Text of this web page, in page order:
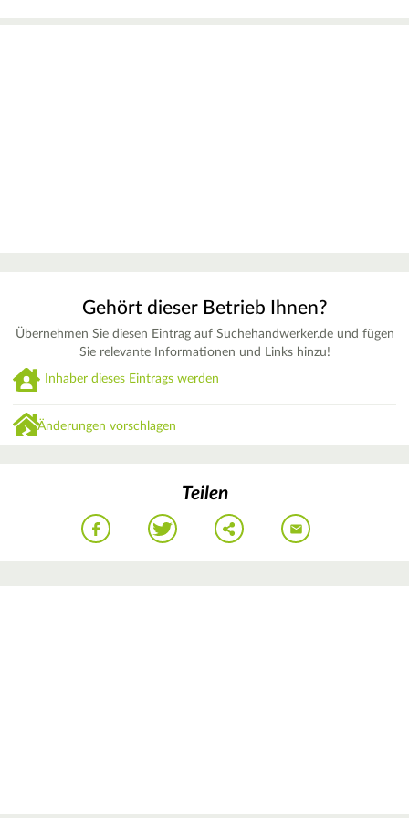
Gehört dieser Betrieb Ihnen?
Übernehmen Sie diesen Eintrag auf Suchehandwerker.de und fügen
Sie relevante Informationen und Links hinzu!
Inhaber dieses Eintrags werden
Änderungen vorschlagen
Teilen